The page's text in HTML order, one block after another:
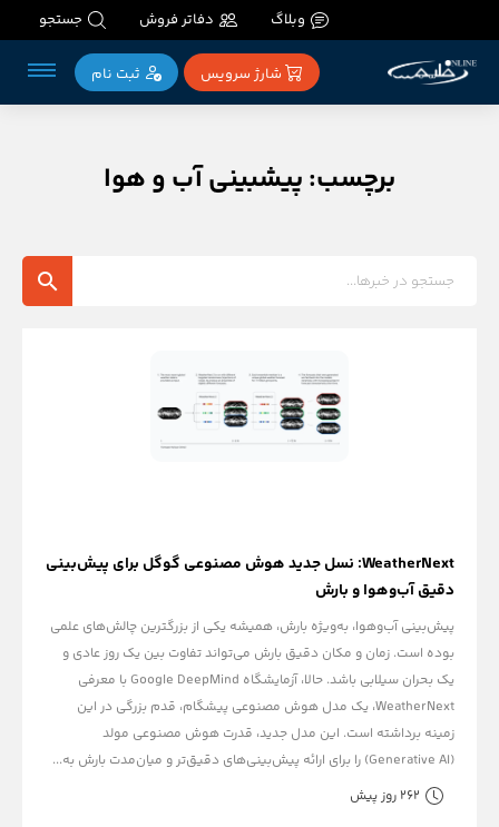
وبلاگ دفاتر فروش جستجو
شارژ سرویس ثبت‌ نام
برچسب: پیشبینی آب و هوا
WeatherNext: نسل جدید هوش مصنوعی گوگل برای پیش‌بینی
دقیق آب‌وهوا و بارش
پیش‌بینی آب‌وهوا، به‌ویژه بارش، همیشه یکی از بزرگترین چالش‌های علمی
بوده است. زمان و مکان دقیق بارش می‌تواند تفاوت بین یک روز عادی و
یک بحران سیلابی باشد. حالا، آزمایشگاه Google DeepMind با معرفی
WeatherNext، یک مدل هوش مصنوعی پیشگام، قدم بزرگی در این
زمینه برداشته است. این مدل جدید، قدرت هوش مصنوعی مولد
(Generative AI) را برای ارائه پیش‌بینی‌های دقیق‌تر و میان‌مدت بارش به...
262 روز پیش